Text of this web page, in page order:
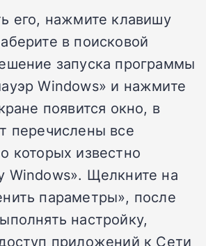
его, нажмите клавишу
в поисковой
запуска программы
Windows» и нажмите
появится окно, в
перечислены все
которых известно
Windows». Щелкните на
параметры», после
настройку,
приложений к Сети